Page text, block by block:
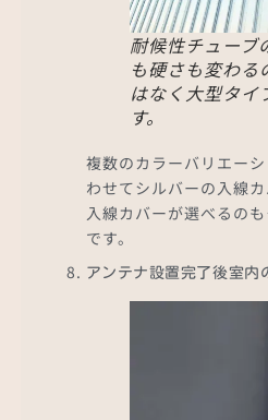
耐候性チューブ
も硬さも変わ
はなく大型タイ
す。
複数のカラーバリエー
わせてシルバーの入線カ
入線カバーが選べるの
です。
アンテナ設置完了後室内